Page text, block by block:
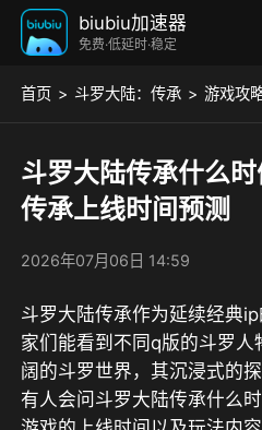
biubiu加速器
免费·低延时·稳定
首页 斗罗大陆：传承 游戏攻
斗罗大陆传承什么
传承上线时间预测
2026年07月06日 14:59
斗罗大陆传承作为延续经典
家们能看到不同q版的斗罗
阔的斗罗世界，其沉浸式的
有人会问斗罗大陆传承什么